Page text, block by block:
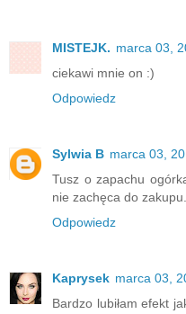
MISTEJK. marca 03,
ciekawi mnie on :)
Odpowiedz
Sylwia B marca 03,
Tusz o zapachu
nie zachęca do zakupu.
Odpowiedz
Kaprysek marca 03,
Bardzo lubiłam efekt